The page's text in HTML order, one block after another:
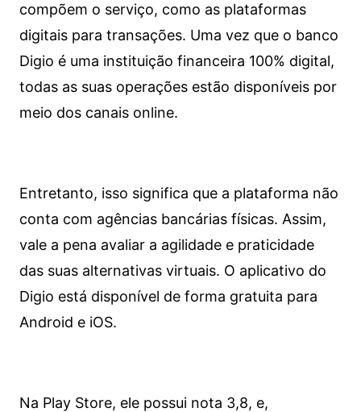
compõem o serviço, como as plataformas
digitais para transações. Uma vez que o banco
Digio é uma instituição financeira 100% digital,
todas as suas operações estão disponíveis por
meio dos canais online.
Entretanto, isso significa que a plataforma não
conta com agências bancárias físicas. Assim,
vale a pena avaliar a agilidade e praticidade
das suas alternativas virtuais. O aplicativo do
Digio está disponível de forma gratuita para
Android e iOS.
Na Play Store, ele possui nota 3,8, e,